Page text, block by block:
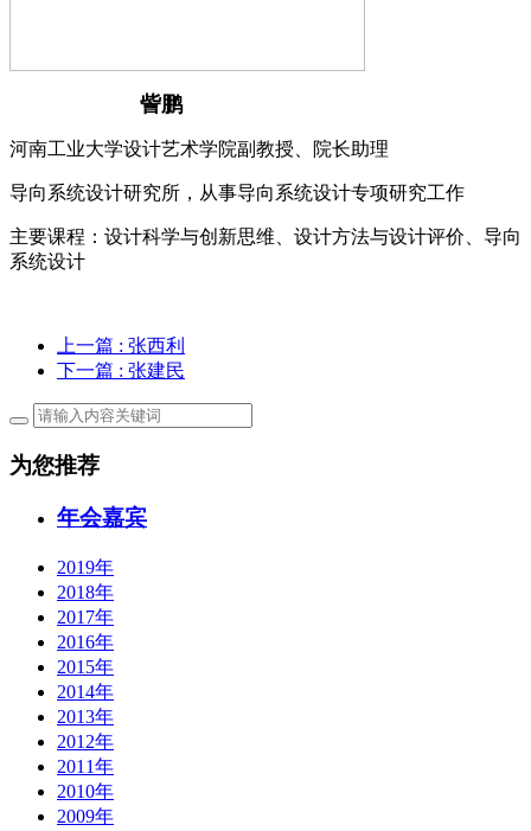
訾鹏
河南工业大学设计艺术学院副教授、院长助理
导向系统设计研究所，从事导向系统设计专项研究工作
主要课程：设计科学与创新思维、设计方法与设计评价、导向
系统设计
上一篇 : 张西利
下一篇 : 张建民
为您推荐
年会嘉宾
2019年
2018年
2017年
2016年
2015年
2014年
2013年
2012年
2011年
2010年
2009年